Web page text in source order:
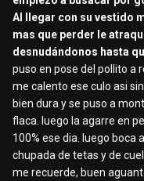
Al llegar con su vestido
mas que perder le
desnudándonos hasta
puso en pose del pollito a
me calento ese culo asi
bien dura y se puso a
flaca. luego la agarre en
100% ese dia. luego boca
chupada de tetas y de
me recuerde, buen